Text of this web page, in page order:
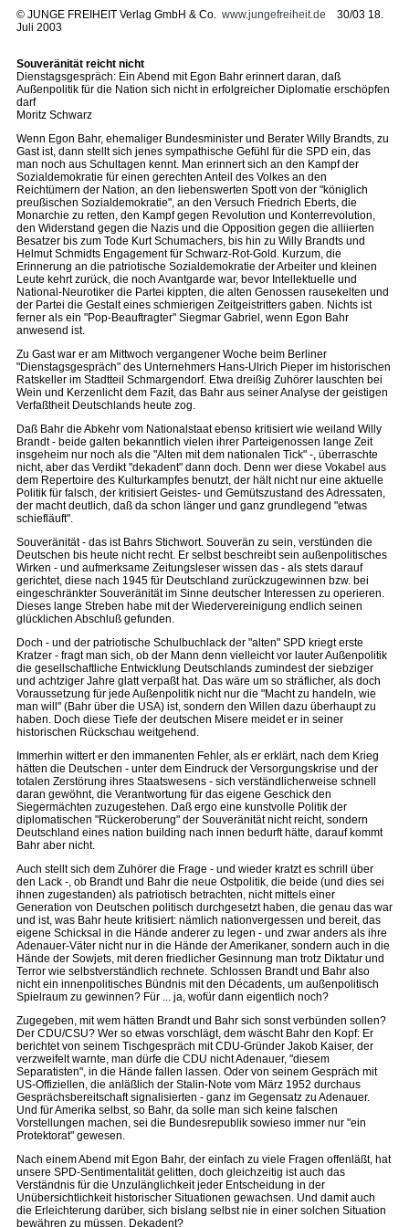
© JUNGE FREIHEIT Verlag GmbH & Co. www.jungefreiheit.de 30/03 18.
Juli 2003
Souveränität reicht nicht
Dienstagsgespräch: Ein Abend mit Egon Bahr erinnert daran, daß
Außenpolitik für die Nation sich nicht in erfolgreicher Diplomatie erschöpfen
darf
Moritz Schwarz
Wenn Egon Bahr, ehemaliger Bundesminister und Berater Willy Brandts, zu
Gast ist, dann stellt sich jenes sympathische Gefühl für die SPD ein, das
man noch aus Schultagen kennt. Man erinnert sich an den Kampf der
Sozialdemokratie für einen gerechten Anteil des Volkes an den
Reichtümern der Nation, an den liebenswerten Spott von der "königlich
preußischen Sozialdemokratie", an den Versuch Friedrich Eberts, die
Monarchie zu retten, den Kampf gegen Revolution und Konterrevolution,
den Widerstand gegen die Nazis und die Opposition gegen die alliierten
Besatzer bis zum Tode Kurt Schumachers, bis hin zu Willy Brandts und
Helmut Schmidts Engagement für Schwarz-Rot-Gold. Kurzum, die
Erinnerung an die patriotische Sozialdemokratie der Arbeiter und kleinen
Leute kehrt zurück, die noch Avantgarde war, bevor Intellektuelle und
National-Neurotiker die Partei kippten, die alten Genossen rausekelten und
der Partei die Gestalt eines schmierigen Zeitgeistritters gaben. Nichts ist
ferner als ein "Pop-Beauftragter" Siegmar Gabriel, wenn Egon Bahr
anwesend ist.
Zu Gast war er am Mittwoch vergangener Woche beim Berliner
"Dienstagsgespräch" des Unternehmers Hans-Ulrich Pieper im historischen
Ratskeller im Stadtteil Schmargendorf. Etwa dreißig Zuhörer lauschten bei
Wein und Kerzenlicht dem Fazit, das Bahr aus seiner Analyse der geistigen
Verfaßtheit Deutschlands heute zog.
Daß Bahr die Abkehr vom Nationalstaat ebenso kritisiert wie weiland Willy
Brandt - beide galten bekanntlich vielen ihrer Parteigenossen lange Zeit
insgeheim nur noch als die "Alten mit dem nationalen Tick" -, überraschte
nicht, aber das Verdikt "dekadent" dann doch. Denn wer diese Vokabel aus
dem Repertoire des Kulturkampfes benutzt, der hält nicht nur eine aktuelle
Politik für falsch, der kritisiert Geistes- und Gemütszustand des Adressaten,
der macht deutlich, daß da schon länger und ganz grundlegend "etwas
schiefläuft".
Souveränität - das ist Bahrs Stichwort. Souverän zu sein, verstünden die
Deutschen bis heute nicht recht. Er selbst beschreibt sein außenpolitisches
Wirken - und aufmerksame Zeitungsleser wissen das - als stets darauf
gerichtet, diese nach 1945 für Deutschland zurückzugewinnen bzw. bei
eingeschränkter Souveränität im Sinne deutscher Interessen zu operieren.
Dieses lange Streben habe mit der Wiedervereinigung endlich seinen
glücklichen Abschluß gefunden.
Doch - und der patriotische Schulbuchlack der "alten" SPD kriegt erste
Kratzer - fragt man sich, ob der Mann denn vielleicht vor lauter Außenpolitik
die gesellschaftliche Entwicklung Deutschlands zumindest der siebziger
und achtziger Jahre glatt verpaßt hat. Das wäre um so sträflicher, als doch
Voraussetzung für jede Außenpolitik nicht nur die "Macht zu handeln, wie
man will" (Bahr über die USA) ist, sondern den Willen dazu überhaupt zu
haben. Doch diese Tiefe der deutschen Misere meidet er in seiner
historischen Rückschau weitgehend.
Immerhin wittert er den immanenten Fehler, als er erklärt, nach dem Krieg
hätten die Deutschen - unter dem Eindruck der Versorgungskrise und der
totalen Zerstörung ihres Staatswesens - sich verständlicherweise schnell
daran gewöhnt, die Verantwortung für das eigene Geschick den
Siegermächten zuzugestehen. Daß ergo eine kunstvolle Politik der
diplomatischen "Rückeroberung" der Souveränität nicht reicht, sondern
Deutschland eines nation building nach innen bedurft hätte, darauf kommt
Bahr aber nicht.
Auch stellt sich dem Zuhörer die Frage - und wieder kratzt es schrill über
den Lack -, ob Brandt und Bahr die neue Ostpolitik, die beide (und dies sei
ihnen zugestanden) als patriotisch betrachten, nicht mittels einer
Generation von Deutschen politisch durchgesetzt haben, die genau das war
und ist, was Bahr heute kritisiert: nämlich nationvergessen und bereit, das
eigene Schicksal in die Hände anderer zu legen - und zwar anders als ihre
Adenauer-Väter nicht nur in die Hände der Amerikaner, sondern auch in die
Hände der Sowjets, mit deren friedlicher Gesinnung man trotz Diktatur und
Terror wie selbstverständlich rechnete. Schlossen Brandt und Bahr also
nicht ein innenpolitisches Bündnis mit den Décadents, um außenpolitisch
Spielraum zu gewinnen? Für ... ja, wofür dann eigentlich noch?
Zugegeben, mit wem hätten Brandt und Bahr sich sonst verbünden sollen?
Der CDU/CSU? Wer so etwas vorschlägt, dem wäscht Bahr den Kopf: Er
berichtet von seinem Tischgespräch mit CDU-Gründer Jakob Kaiser, der
verzweifelt warnte, man dürfe die CDU nicht Adenauer, "diesem
Separatisten", in die Hände fallen lassen. Oder von seinem Gespräch mit
US-Offiziellen, die anläßlich der Stalin-Note vom März 1952 durchaus
Gesprächsbereitschaft signalisierten - ganz im Gegensatz zu Adenauer.
Und für Amerika selbst, so Bahr, da solle man sich keine falschen
Vorstellungen machen, sei die Bundesrepublik sowieso immer nur "ein
Protektorat" gewesen.
Nach einem Abend mit Egon Bahr, der einfach zu viele Fragen offenläßt, hat
unsere SPD-Sentimentalität gelitten, doch gleichzeitig ist auch das
Verständnis für die Unzulänglichkeit jeder Entscheidung in der
Unübersichtlichkeit historischer Situationen gewachsen. Und damit auch
die Erleichterung darüber, sich bislang selbst nie in einer solchen Situation
bewähren zu müssen. Dekadent?